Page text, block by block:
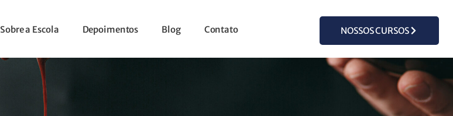
Sobre a Escola Depoimentos Blog Contato NOSSOS CURSOS